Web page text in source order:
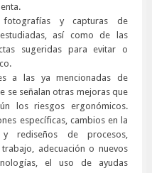
fotografías y capturas de
así como de las
sugeridas para evitar o
a las ya mencionadas de
se señalan otras mejoras que
los riesgos ergonómicos.
específicas, cambios en la
rediseños de procesos,
adecuación o nuevos
el uso de ayudas